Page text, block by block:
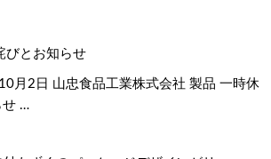
びとお知らせ
月2日 山忠食品工業株式会社 製品 一時休
せ …